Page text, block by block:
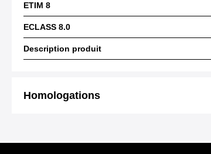
ETIM 8
ECLASS 8.0
Description produit
Homologations